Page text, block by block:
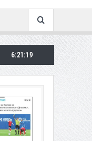
жителя Дагестана
6:21:21